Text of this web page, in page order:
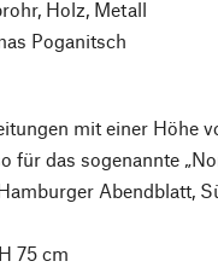
Holz, Metall
Poganitsch
mit einer Höhe
für das sogenannte
Abendblatt,
75 cm